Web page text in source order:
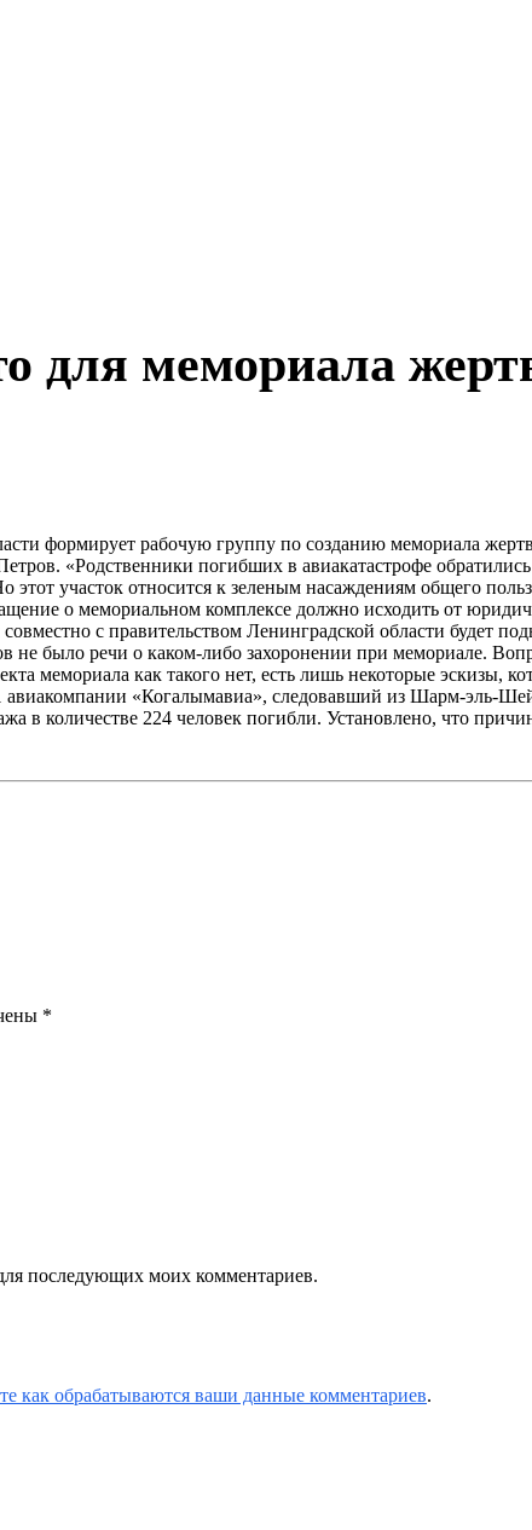
для мемориала
формирует рабочую группу по созданию мемориала
«Родственники погибших в авиакатастрофе
этот участок относится к зеленым насаждениям общего
о мемориальном комплексе должно исходить от
с правительством Ленинградской области будет
было речи о каком-либо захоронении при мемориале.
мемориала как такого нет, есть лишь некоторые эскизы,
«Когалымавиа», следовавший из Шарм-эль-
в количестве 224 человек погибли. Установлено, что
*
последующих моих комментариев.
как обрабатываются ваши данные комментариев.